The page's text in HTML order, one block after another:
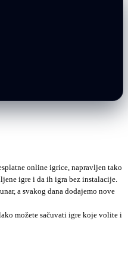
online igrice, napravljen tako
igre i da ih igra bez instalacije.
a svakog dana dodajemo nove
možete sačuvati igre koje volite i